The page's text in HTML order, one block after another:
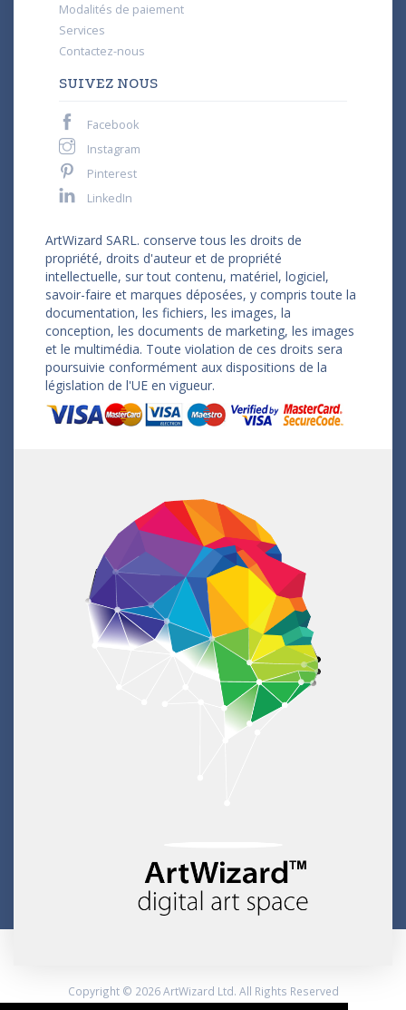
Modalités de paiement
Services
Contactez-nous
SUIVEZ NOUS
Facebook
Instagram
Pinterest
LinkedIn
ArtWizard SARL. conserve tous les droits de
propriété, droits d'auteur et de propriété
intellectuelle, sur tout contenu, matériel, logiciel,
savoir-faire et marques déposées, y compris toute la
documentation, les fichiers, les images, la
conception, les documents de marketing, les images
et le multimédia. Toute violation de ces droits sera
poursuivie conformément aux dispositions de la
législation de l'UE en vigueur.
Copyright © 2026 ArtWizard Ltd. All Rights Reserved